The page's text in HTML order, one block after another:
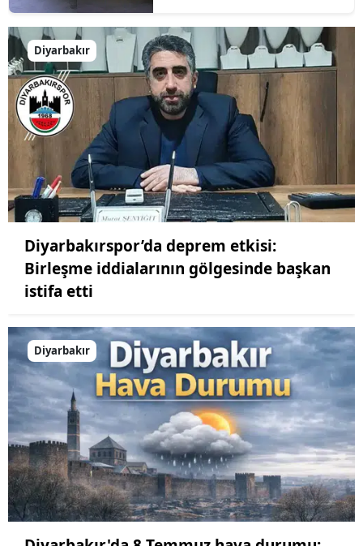
Diyarbakır
Diyarbakırspor’da deprem etkisi:
Birleşme iddialarının gölgesinde başkan
istifa etti
Diyarbakır